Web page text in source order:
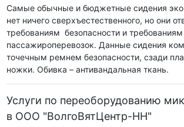
Самые обычные и бюджетные сидения
нет ничего сверхъестественного, но они
требованиям безопасности и требованиям
пассажироперевозок. Данные сидения
точечным ремнем безопасности, сзади
ножки. Обивка – антивандальная ткань.
Услуги по переоборудованию
в ООО "ВолгоВятЦентр-НН"